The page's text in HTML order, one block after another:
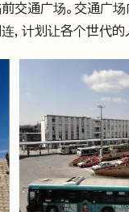
交通广场。交通广
，计划让各个世代的